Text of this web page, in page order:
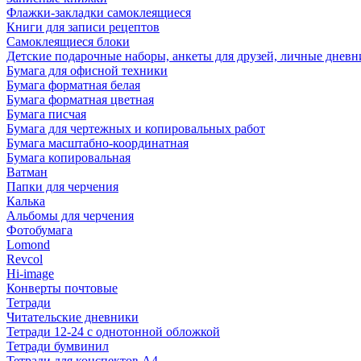
Флажки-закладки самоклеящиеся
Книги для записи рецептов
Самоклеящиеся блоки
Детские подарочные наборы, анкеты для друзей, личные
Бумага для офисной техники
Бумага форматная белая
Бумага форматная цветная
Бумага писчая
Бумага для чертежных и копировальных работ
Бумага масштабно-координатная
Бумага копировальная
Ватман
Папки для черчения
Калька
Альбомы для черчения
Фотобумага
Lomond
Revcol
Hi-image
Конверты почтовые
Тетради
Читательские дневники
Тетради 12-24 с однотонной обложкой
Тетради бумвинил